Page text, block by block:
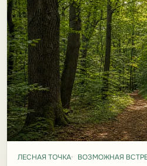
ЛЕСНАЯ ТОЧКА ВОЗМОЖНАЯ